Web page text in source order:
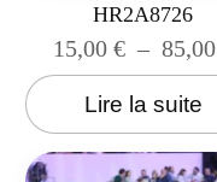
HR2A8726
15,00 € – 85,00
Lire la suite